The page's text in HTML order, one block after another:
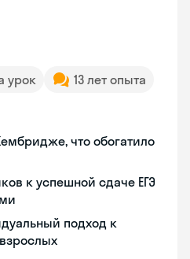
урок
13 лет опыта
что обогатило
к успешной сдаче ЕГЭ
подход к